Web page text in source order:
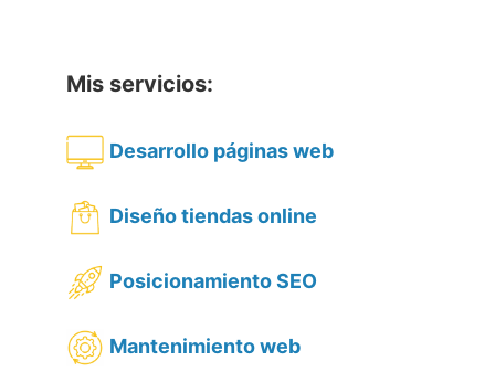
Mis servicios:
Desarrollo páginas web
Diseño tiendas online
Posicionamiento SEO
Mantenimiento web